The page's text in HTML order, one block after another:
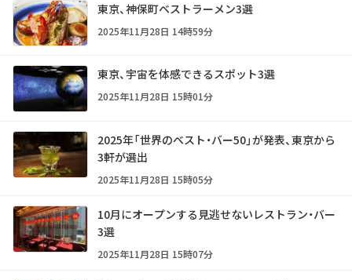
東京、神保町ベストラーメン3選
2025年11月28日 14時59分
東京、宇宙を体感できるスポット3選
2025年11月28日 15時01分
2025年「世界のベスト・バー50」が発表、東京から
3軒が選出
2025年11月28日 15時05分
10月にオープンする見逃せないレストラン・バー
3選
2025年11月28日 15時07分